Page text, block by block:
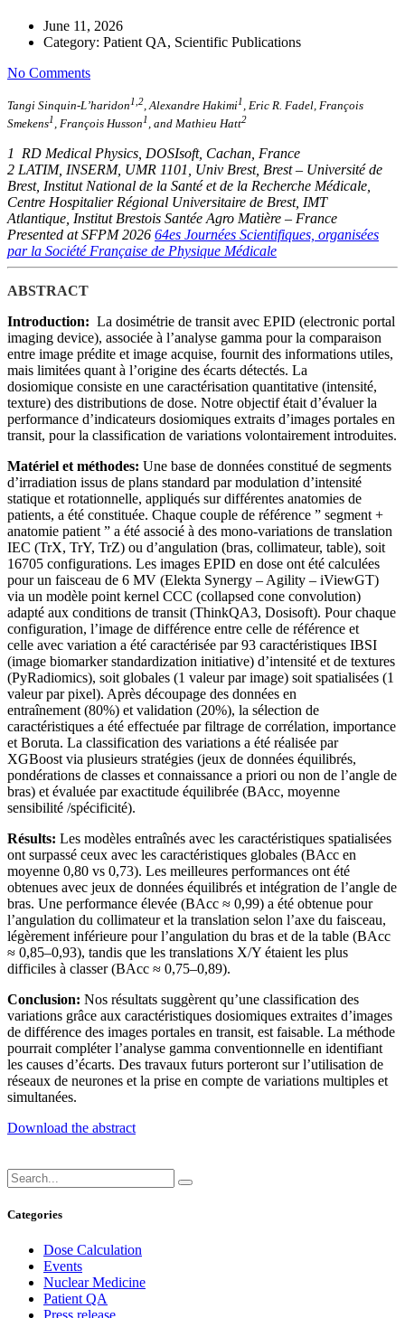
June 11, 2026
Category: Patient QA, Scientific Publications
No Comments
Tangi Sinquin-L’haridon1,2, Alexandre Hakimi1 , Eric R. Fadel, François
Smekens1 , François Husson1 , and Mathieu Hatt2
1
RD Medical Physics, DOSIsoft, Cachan, France
2 LATIM, INSERM, UMR 1101, Univ Brest, Brest – Université de
Brest, Institut National de la Santé et de la Recherche Médicale,
Centre Hospitalier Régional Universitaire de Brest, IMT
Atlantique, Institut Brestois Santée Agro Matière – France
Presented at SFPM 2026 64es Journées Scientifiques, organisées
par la Société Française de Physique Médicale
ABSTRACT
Introduction: La dosimétrie de transit avec EPID (electronic portal
imaging device), associée à l’analyse gamma pour la comparaison
entre image prédite et image acquise, fournit des informations utiles,
mais limitées quant à l’origine des écarts détectés. La
dosiomique consiste en une caractérisation quantitative (intensité,
texture) des distributions de dose. Notre objectif était d’évaluer la
performance d’indicateurs dosiomiques extraits d’images portales en
transit, pour la classification de variations volontairement introduites.
Matériel et méthodes: Une base de données constitué de segments
d’irradiation issus de plans standard par modulation d’intensité
statique et rotationnelle, appliqués sur différentes anatomies de
patients, a été constituée. Chaque couple de référence ” segment +
anatomie patient ” a été associé à des mono-variations de translation
IEC (TrX, TrY, TrZ) ou d’angulation (bras, collimateur, table), soit
16705 configurations. Les images EPID en dose ont été calculées
pour un faisceau de 6 MV (Elekta Synergy – Agility – iViewGT)
via un modèle point kernel CCC (collapsed cone convolution)
adapté aux conditions de transit (ThinkQA3, Dosisoft). Pour chaque
configuration, l’image de différence entre celle de référence et
celle avec variation a été caractérisée par 93 caractéristiques IBSI
(image biomarker standardization initiative) d’intensité et de textures
(PyRadiomics), soit globales (1 valeur par image) soit spatialisées (1
valeur par pixel). Après découpage des données en
entraînement (80%) et validation (20%), la sélection de
caractéristiques a été effectuée par filtrage de corrélation, importance
et Boruta. La classification des variations a été réalisée par
XGBoost via plusieurs stratégies (jeux de données équilibrés,
pondérations de classes et connaissance a priori ou non de l’angle de
bras) et évaluée par exactitude équilibrée (BAcc, moyenne
sensibilité /spécificité).
Résults: Les modèles entraînés avec les caractéristiques spatialisées
ont surpassé ceux avec les caractéristiques globales (BAcc en
moyenne 0,80 vs 0,73). Les meilleures performances ont été
obtenues avec jeux de données équilibrés et intégration de l’angle de
bras. Une performance élevée (BAcc ≈ 0,99) a été obtenue pour
l’angulation du collimateur et la translation selon l’axe du faisceau,
légèrement inférieure pour l’angulation du bras et de la table (BAcc
≈ 0,85–0,93), tandis que les translations X/Y étaient les plus
difficiles à classer (BAcc ≈ 0,75–0,89).
Conclusion: Nos résultats suggèrent qu’une classification des
variations grâce aux caractéristiques dosiomiques extraites d’images
de différence des images portales en transit, est faisable. La méthode
pourrait compléter l’analyse gamma conventionnelle en identifiant
les causes d’écarts. Des travaux futurs porteront sur l’utilisation de
réseaux de neurones et la prise en compte de variations multiples et
simultanées.
Download the abstract
Categories
Dose Calculation
Events
Nuclear Medicine
Patient QA
Press release